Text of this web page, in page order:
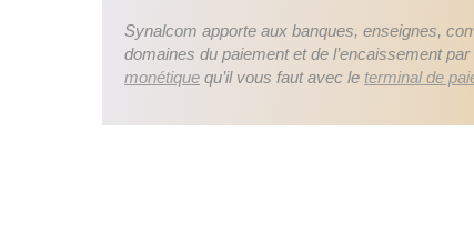
Synalcom apporte aux banques, enseignes,
domaines du paiement et de l’encaissement
monétique qu’il vous faut avec le terminal de